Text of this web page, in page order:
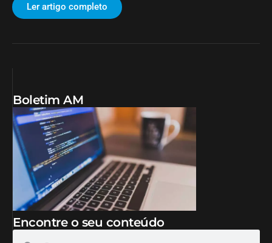
Ler artigo completo
Boletim AM
Encontre o seu conteúdo